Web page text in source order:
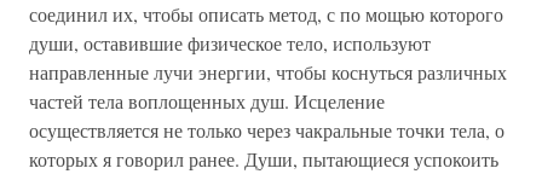
соединил их, чтобы описать метод, с по мощью которого
души, оставившие физическое тело, используют
направленные лучи энергии, чтобы коснуться различных
частей тела воплощенных душ. Исцеление
осуществляется не только через чакральные точки тела, о
которых я говорил ранее. Души, пытающиеся успокоить